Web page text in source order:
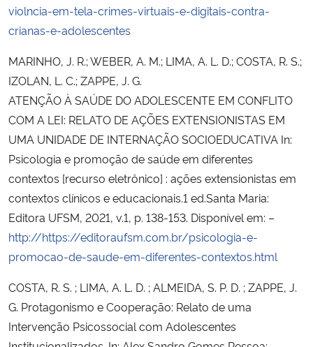
violncia-em-tela-crimes-virtuais-e-digitais-contra-
crianas-e-adolescentes
MARINHO, J. R.; WEBER, A. M.; LIMA, A. L. D.; COSTA, R. S.;
IZOLAN, L. C.; ZAPPE, J. G.
ATENÇÃO À SAÚDE DO ADOLESCENTE EM CONFLITO
COM A LEI: RELATO DE AÇÕES EXTENSIONISTAS EM
UMA UNIDADE DE INTERNAÇÃO SOCIOEDUCATIVA In:
Psicologia e promoção de saúde em diferentes
contextos [recurso eletrônico] : ações extensionistas em
contextos clínicos e educacionais.1 ed.Santa Maria:
Editora UFSM, 2021, v.1, p. 138-153. Disponível em: –
http://https://editoraufsm.com.br/psicologia-e-
promocao-de-saude-em-diferentes-contextos.html
COSTA, R. S. ; LIMA, A. L. D. ; ALMEIDA, S. P. D. ; ZAPPE, J.
G. Protagonismo e Cooperação: Relato de uma
Intervenção Psicossocial com Adolescentes